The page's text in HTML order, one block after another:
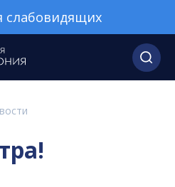
слабовидящих